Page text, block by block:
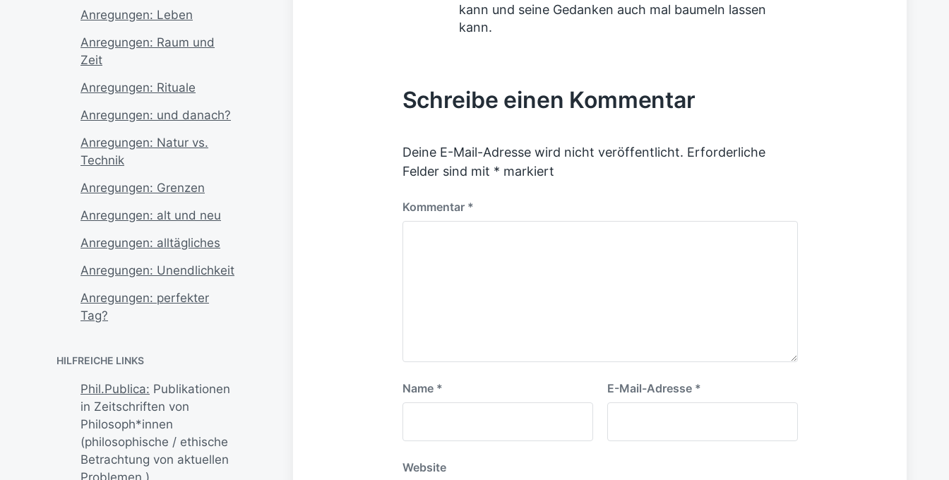
Anregungen: Leben
Anregungen: Raum und
Zeit
Anregungen: Rituale
Anregungen: und danach?
Anregungen: Natur vs.
Technik
Anregungen: Grenzen
Anregungen: alt und neu
Anregungen: alltägliches
Anregungen: Unendlichkeit
Anregungen: perfekter
Tag?
HILFREICHE LINKS
Phil.Publica: Publikationen
in Zeitschriften von
Philosoph*innen
(philosophische / ethische
Betrachtung von aktuellen
Problemen.)
kann und seine Gedanken auch mal baumeln lassen
kann.
Schreibe einen Kommentar
Deine E-Mail-Adresse wird nicht veröffentlicht. Erforderliche
Felder sind mit * markiert
Kommentar *
Name * E-Mail-Adresse *
Website